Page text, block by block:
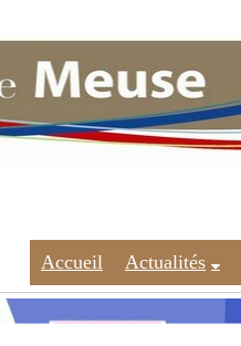
Accueil Actualités